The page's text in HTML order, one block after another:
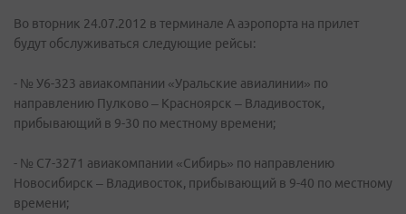
Во вторник 24.07.2012 в терминале А аэропорта на прилет
будут обслуживаться следующие рейсы:
- № У6-323 авиакомпании «Уральские авиалинии» по
направлению Пулково – Красноярск – Владивосток,
прибывающий в 9-30 по местному времени;
- № С7-3271 авиакомпании «Сибирь» по направлению
Новосибирск – Владивосток, прибывающий в 9-40 по местному
времени;